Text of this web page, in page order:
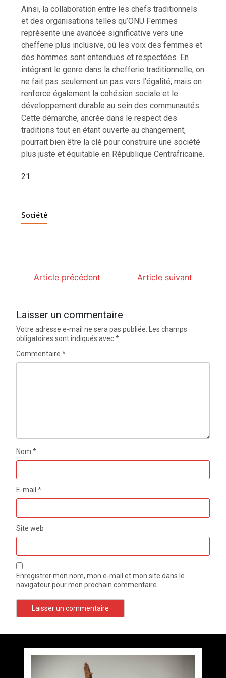
Ainsi, la collaboration entre les chefs traditionnels
et des organisations telles qu’ONU Femmes
représente une avancée significative vers une
chefferie plus inclusive, où les voix des femmes et
des hommes sont entendues et respectées. En
intégrant le genre dans la chefferie traditionnelle, on
ne fait pas seulement un pas vers l’égalité, mais on
renforce également la cohésion sociale et le
développement durable au sein des communautés.
Cette démarche, ancrée dans le respect des
traditions tout en étant ouverte au changement,
pourrait bien être la clé pour construire une société
plus juste et équitable en République Centrafricaine.
21
Société
Article précédent Article suivant
Laisser un commentaire
Votre adresse e-mail ne sera pas publiée.
Les champs
obligatoires sont indiqués avec*
Commentaire*
Nom*
E-mail*
Site web
Enregistrer mon nom, mon e-mail et mon site dans le
navigateur pour mon prochain commentaire.